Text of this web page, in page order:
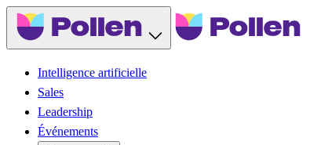
Intelligence artificielle
Sales
Leadership
Événements